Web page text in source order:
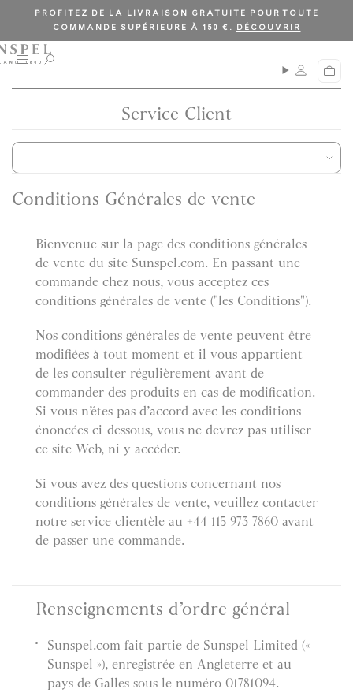
PROFITEZ DE LA LIVRAISON GRATUITE POUR TOUTE
COMMANDE SUPÉRIEURE À 150 €. DÉCOUVRIR
M
O
e
c
r
c
h
P
a
Service Client
Conditions Générales de vente
Bienvenue sur la page des conditions générales
de vente du site Sunspel.com. En passant une
commande chez nous, vous acceptez ces
conditions générales de vente ("les Conditions").
Nos conditions générales de vente peuvent être
modifiées à tout moment et il vous appartient
de les consulter régulièrement avant de
commander des produits en cas de modification.
Si vous n’êtes pas d’accord avec les conditions
énoncées ci-dessous, vous ne devrez pas utiliser
ce site Web, ni y accéder.
Si vous avez des questions concernant nos
conditions générales de vente, veuillez contacter
notre service clientèle au +44 115 973 7860 avant
de passer une commande.
Renseignements d’ordre général
Sunspel.com fait partie de Sunspel Limited («
Sunspel »), enregistrée en Angleterre et au
pays de Galles sous le numéro 01781094.